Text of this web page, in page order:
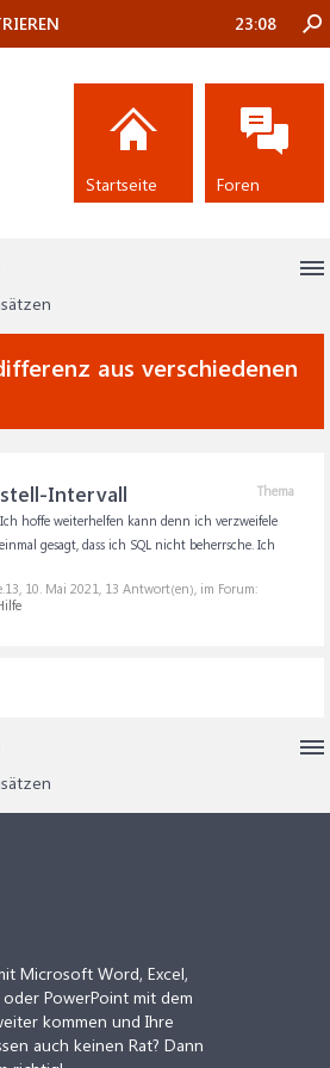
aus verschiedenen
Thema
Intervall
hoffe weiterhelfen kann denn ich verzweifele
gesagt, dass ich SQL nicht beherrsche. Ich
10. Mai 2021, 13 Antwort(en), im Forum:
23:08
Startseite Foren
Microsoft Word, Excel,
PowerPoint mit dem
kommen und Ihre
auch keinen Rat? Dann